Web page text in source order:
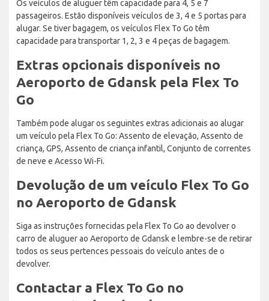
Os veículos de aluguer têm capacidade para 4, 5 e 7
passageiros. Estão disponíveis veículos de 3, 4 e 5 portas para
alugar. Se tiver bagagem, os veículos Flex To Go têm
capacidade para transportar 1, 2, 3 e 4 peças de bagagem.
Extras opcionais disponíveis no
Aeroporto de Gdansk pela Flex To
Go
Também pode alugar os seguintes extras adicionais ao alugar
um veículo pela Flex To Go: Assento de elevação, Assento de
criança, GPS, Assento de criança infantil, Conjunto de correntes
de neve e Acesso Wi-Fi.
Devolução de um veículo Flex To Go
no Aeroporto de Gdansk
Siga as instruções fornecidas pela Flex To Go ao devolver o
carro de aluguer ao Aeroporto de Gdansk e lembre-se de retirar
todos os seus pertences pessoais do veículo antes de o
devolver.
Contactar a Flex To Go no